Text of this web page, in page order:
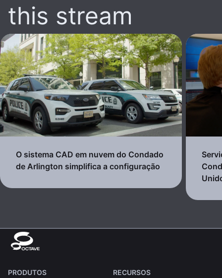
this stream
O sistema CAD em nuvem do Condado
de Arlington simplifica a configuração
PRODUTOS RECURSOS